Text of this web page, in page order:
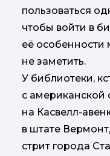
пользоваться
чтобы войти в
её
не заметить.
У библиотеки,
с американской
на Касвелл-
в штате
стрит города